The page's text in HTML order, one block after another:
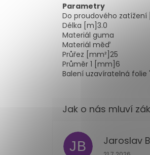
Parametry
Do proudového zatížení
Délka [m]3.0
Materiál guma
Materiál měď
Průřez [mm²]25
Průměr 1 [mm]6
Balení uzavíratelná folie
JB Jaroslav
Hodnocení